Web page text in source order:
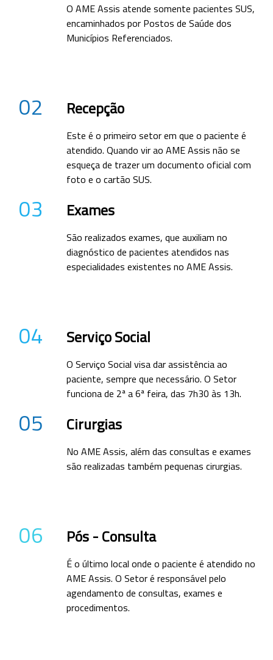
O AME Assis atende somente pacientes SUS,
encaminhados por Postos de Saúde dos
Municípios Referenciados.
02 Recepção
Este é o primeiro setor em que o paciente é
atendido. Quando vir ao AME Assis não se
esqueça de trazer um documento oficial com
foto e o cartão SUS.
03 Exames
São realizados exames, que auxiliam no
diagnóstico de pacientes atendidos nas
especialidades existentes no AME Assis.
04 Serviço Social
O Serviço Social visa dar assistência ao
paciente, sempre que necessário. O Setor
funciona de 2ª a 6ª feira, das 7h30 às 13h.
05 Cirurgias
No AME Assis, além das consultas e exames
são realizadas também pequenas cirurgias.
06 Pós - Consulta
É o último local onde o paciente é atendido no
AME Assis. O Setor é responsável pelo
agendamento de consultas, exames e
procedimentos.